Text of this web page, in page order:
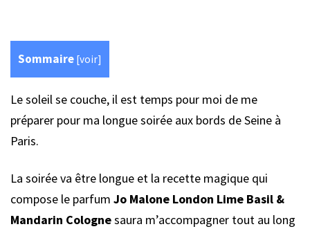
Sommaire [voir]
Le soleil se couche, il est temps pour moi de me
préparer pour ma longue soirée aux bords de Seine à
Paris.
La soirée va être longue et la recette magique qui
compose le parfum Jo Malone London Lime Basil &
Mandarin Colognesaura m’accompagner tout au long